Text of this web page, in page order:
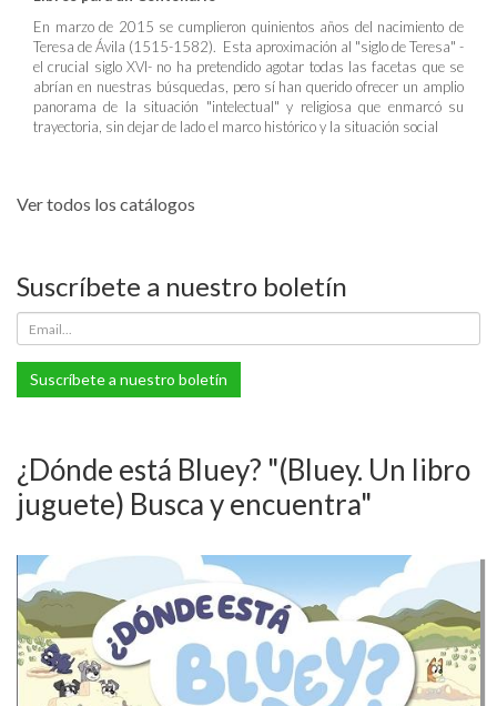
En marzo de 2015 se cumplieron quinientos años del nacimiento de
Teresa de Ávila (1515-1582). Esta aproximación al "siglo de Teresa" -
el crucial siglo XVI- no ha pretendido agotar todas las facetas que se
abrían en nuestras búsquedas, pero sí han querido ofrecer un amplio
panorama de la situación "intelectual" y religiosa que enmarcó su
trayectoria, sin dejar de lado el marco histórico y la situación social
Ver todos los catálogos
Suscríbete a nuestro boletín
Suscríbete a nuestro boletín
¿Dónde está Bluey? "(Bluey. Un libro
juguete) Busca y encuentra"